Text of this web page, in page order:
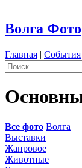
Волга Фото
Главная | События
Все фото Волга
Выставки
Жанровое
Животные